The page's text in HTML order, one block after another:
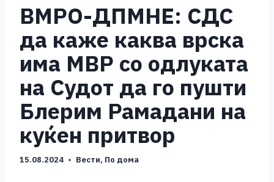
ВМРО-ДПМНЕ: СДС
да каже каква врска
има МВР со одлуката
на Судот да го пушти
Блерим Рамадани на
куќен притвор
15.08.2024 Вести, По дома